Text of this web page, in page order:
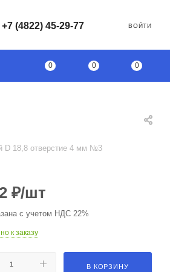
+7 (4822) 45-29-77 ВОЙТИ
0 0 0
D 18,8 отверстие 4 мм №3
₽/шт
с учетом НДС 22%
к заказу
В КОРЗИНУ